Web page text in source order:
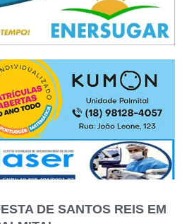
DE SANTOS REIS EM